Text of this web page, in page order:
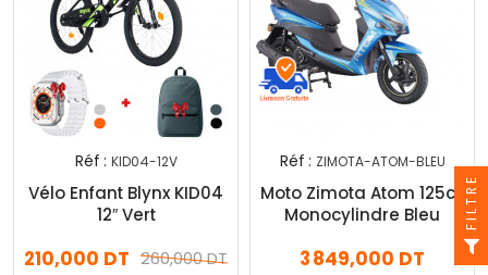
Réf : KID04-12V
Vélo Enfant Blynx KID04
12″ Vert
260,000 DT
210,000 DT
Réf : ZIMOTA-ATOM-BLEU
Moto Zimota Atom 125cc
Monocylindre Bleu
3 849,000 DT
FILTRE